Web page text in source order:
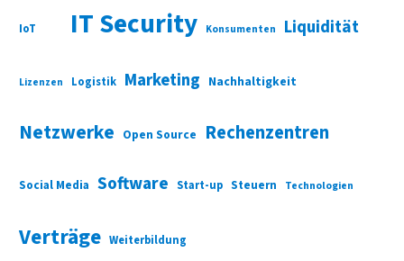
IoT IT Security Konsumenten Liquidität
Lizenzen Logistik Marketing Nachhaltigkeit
Netzwerke Open Source Rechenzentren
Social Media Software Start-up Steuern Technologien
Verträge Weiterbildung